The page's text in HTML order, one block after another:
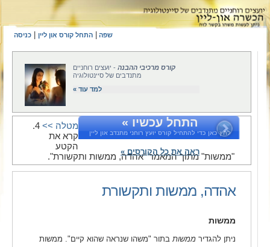
שפה התחל קורס און ליין כניסה
קורס מרכיבי ההבנה - יועצים רוחניים
מתנדבים של סיינטולוגיה
למד עוד »
התחל עכשיו »
לחץ כאן כדי להתחיל קורס יועץ רוחני מתנדב און ליין
ראה את כל הקורסים »
מטלה >>
4.
קרא את
הקטע
"ממשות" מתוך המאמר "אהדה, ממשות ותקשורת".
אהדה, ממשות ותקשורת
ממשות
ניתן להגדיר ממשות בתור "משהו שנראה שהוא קיים". ממשות